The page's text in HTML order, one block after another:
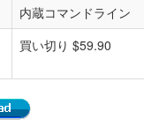
内蔵コマンドライン
買い切り $59.90